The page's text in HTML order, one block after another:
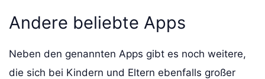
Andere beliebte Apps
Neben den genannten Apps gibt es noch weitere,
die sich bei Kindern und Eltern ebenfalls großer